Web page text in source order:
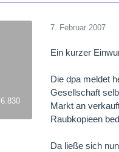
6.830
7. Februar 2007
Ein kurzer
Die dpa meldet
Gesellschaft
Markt an
Raubkopieen
Da ließe sich